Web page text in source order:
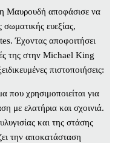
Μαυρουδή αποφάσισε να
σωματικής ευεξίας,
Έχοντας αποφοιτήσει
της στην Michael King
πιστοποιήσεις:
που χρησιμοποιείται για
με ελατήρια και σχοινιά.
και της στάσης
την αποκατάσταση